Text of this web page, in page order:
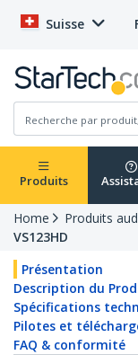
Suisse
Produits
Home Produits
VS123HD
Présentation
Description du
Spécifications
Pilotes et
FAQ & conformité